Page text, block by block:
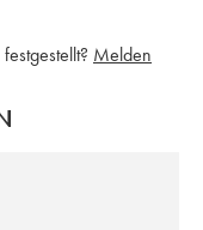
Melden